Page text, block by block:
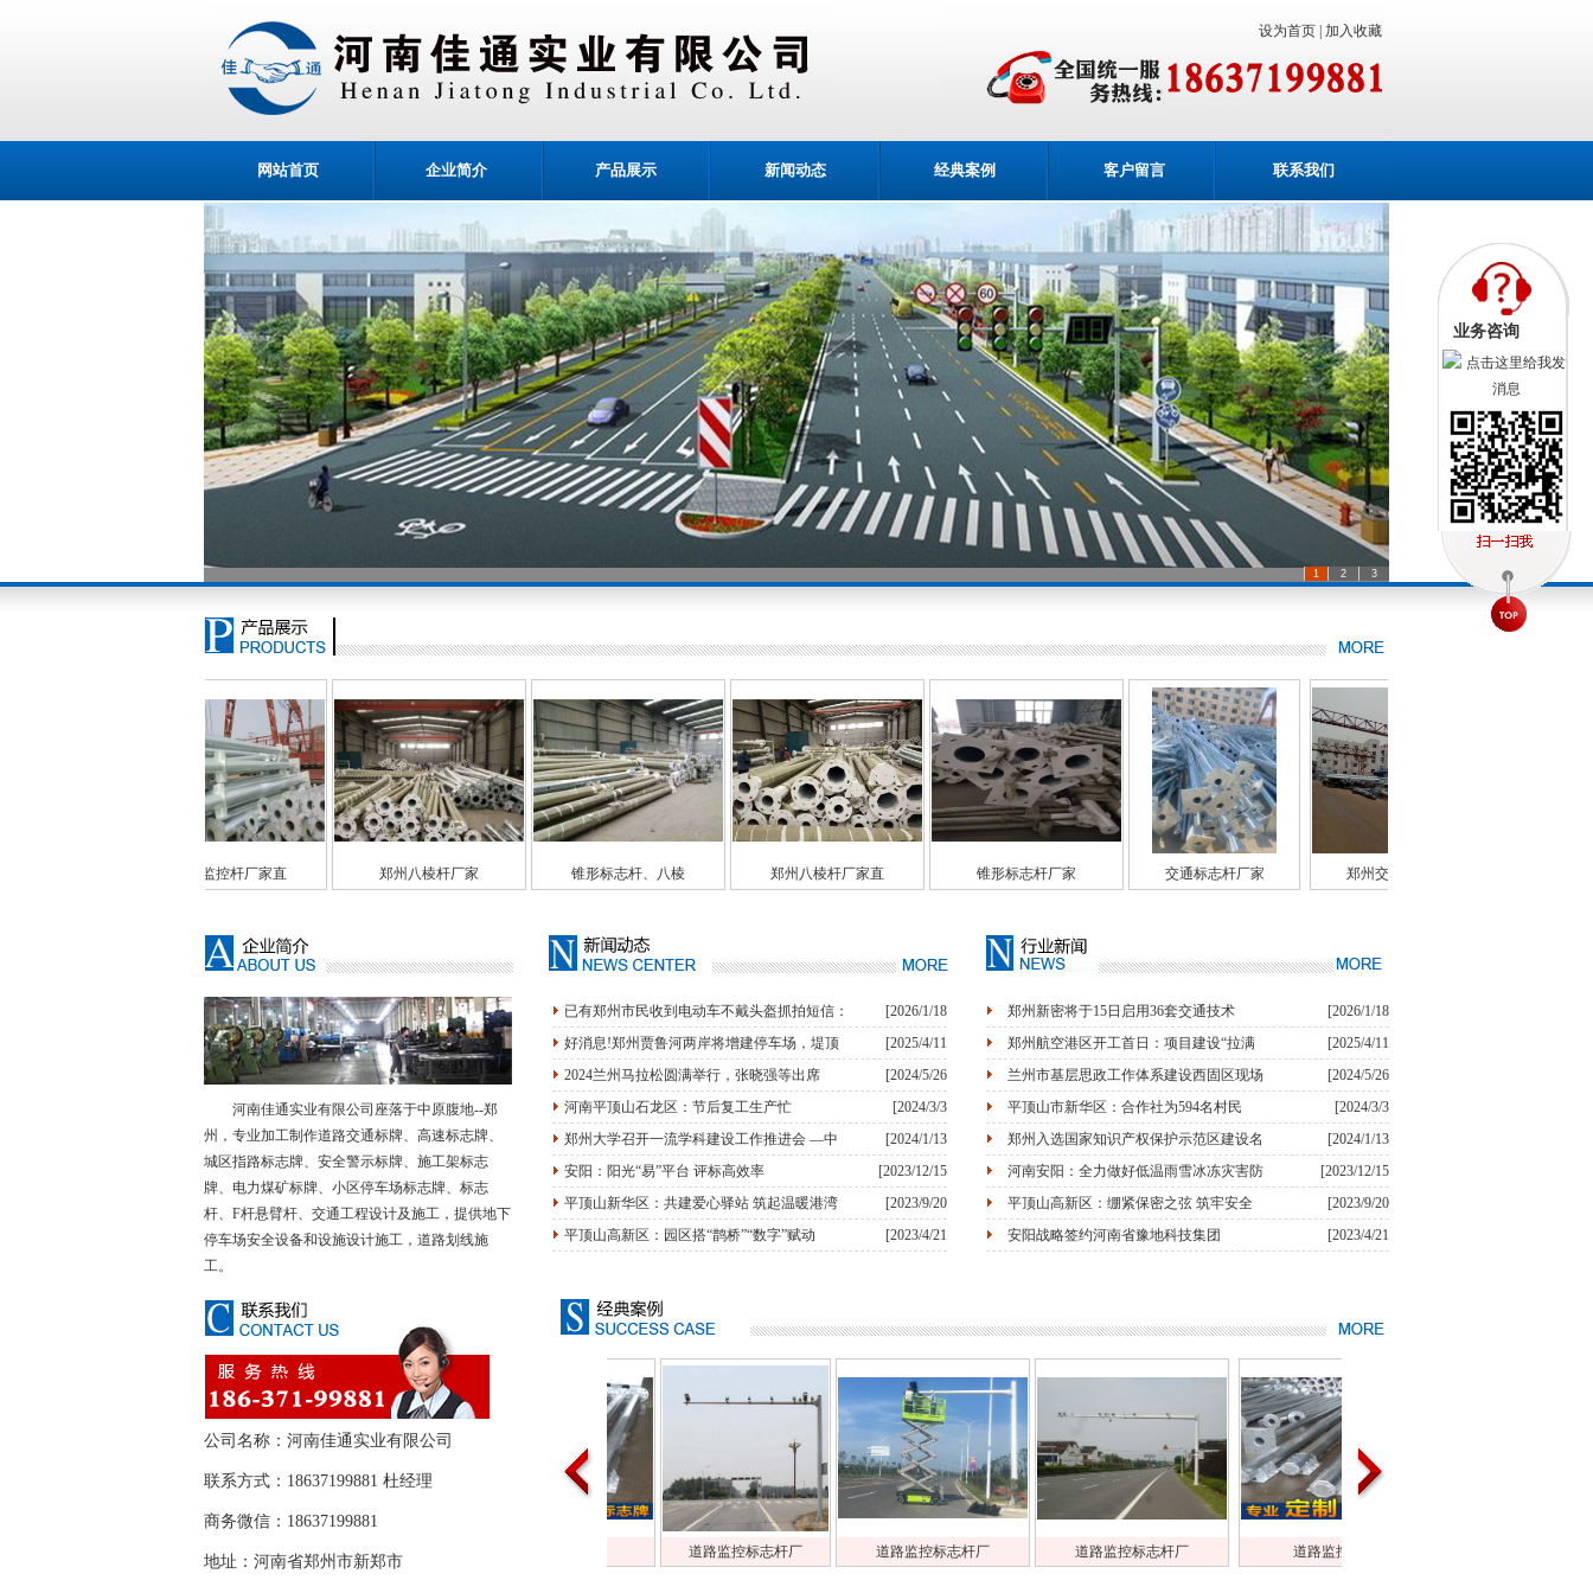
设为首页 | 加入收藏
网站首页 企业简介 产品展示 新闻动态 经典案例 客户留言 联系我们
1 2 3
郑州八棱杆厂家 锥形标志杆、八棱 郑州八棱杆厂家直 锥形标志杆厂家 交通标志杆厂家 郑州交通标志牌制 镀锌喷塑标杆，市
河南佳通实业有限公司座落于中原腹地--郑
州，专业加工制作道路交通标牌、高速标志牌、
城区指路标志牌、安全警示标牌、施工架标志
牌、电力煤矿标牌、小区停车场标志牌、标志
杆、F杆悬臂杆、交通工程设计及施工，提供地下
停车场安全设备和设施设计施工，道路划线施
工。
已有郑州市民收到电动车不戴头盔抓拍短信：
[2026/1/18
好消息!郑州贾鲁河两岸将增建停车场，堤顶
[2025/4/11
2024兰州马拉松圆满举行，张晓强等出席
[2024/5/26
河南平顶山石龙区：节后复工生产忙
[2024/3/3
郑州大学召开一流学科建设工作推进会 —中
[2024/1/13
安阳：阳光“易”平台 评标高效率
[2023/12/15
平顶山新华区：共建爱心驿站 筑起温暖港湾
[2023/9/20
平顶山高新区：园区搭“鹊桥”“数字”赋动
[2023/4/21
郑州新密将于15日启用36套交通技术
[2026/1/18
郑州航空港区开工首日：项目建设“拉满
[2025/4/11
兰州市基层思政工作体系建设西固区现场
[2024/5/26
平顶山市新华区：合作社为594名村民
[2024/3/3
郑州入选国家知识产权保护示范区建设名
[2024/1/13
河南安阳：全力做好低温雨雪冰冻灾害防
[2023/12/15
平顶山高新区：绷紧保密之弦 筑牢安全
[2023/9/20
安阳战略签约河南省豫地科技集团
[2023/4/21
公司名称：河南佳通实业有限公司
联系方式：18637199881 杜经理
商务微信：18637199881
地址：河南省郑州市新郑市
道路监控标志 道路监控标志 道路监控标志杆厂 道路监控标志杆厂 道路监控标志 道路监控标志
业务咨询